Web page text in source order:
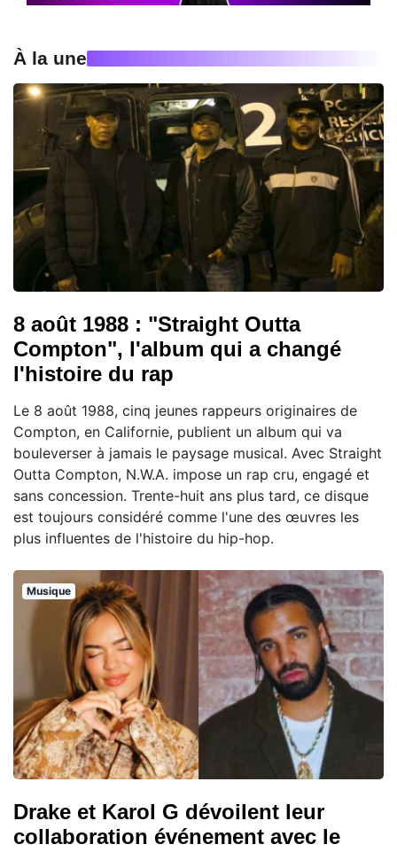
À la une
8 août 1988 : "Straight Outta
Compton", l'album qui a changé
l'histoire du rap
Le 8 août 1988, cinq jeunes rappeurs originaires de
Compton, en Californie, publient un album qui va
bouleverser à jamais le paysage musical. Avec Straight
Outta Compton, N.W.A. impose un rap cru, engagé et
sans concession. Trente-huit ans plus tard, ce disque
est toujours considéré comme l'une des œuvres les
plus influentes de l'histoire du hip-hop.
Musique
Drake et Karol G dévoilent leur
collaboration événement avec le